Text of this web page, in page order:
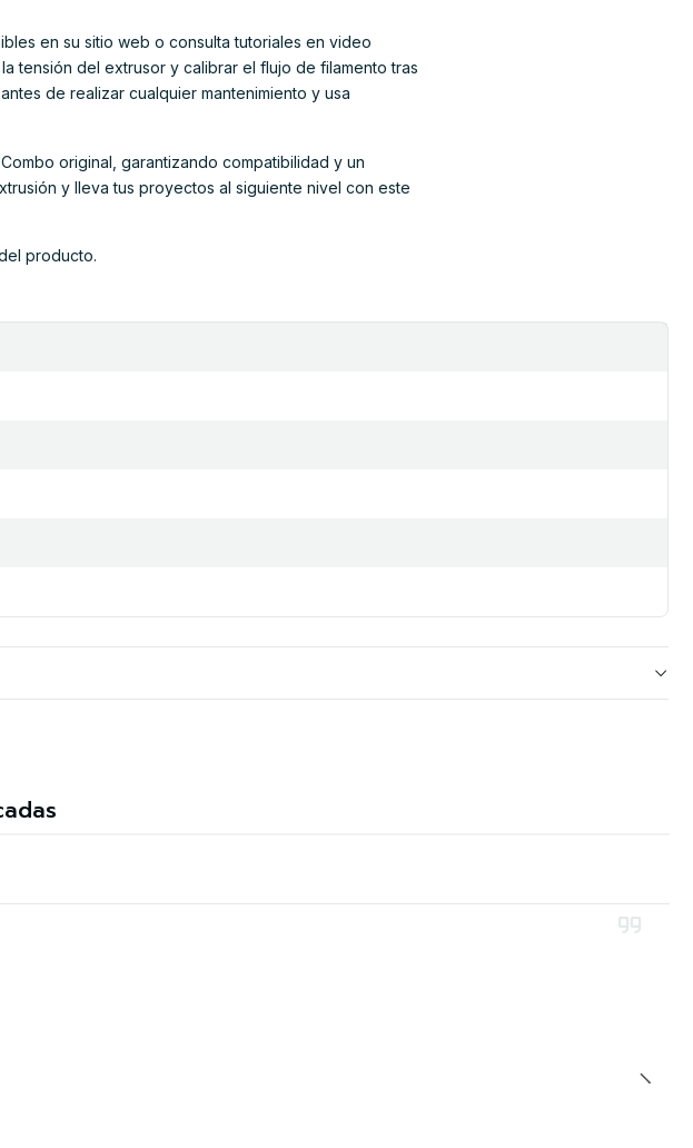
en su sitio web o consulta tutoriales en video
tensión del extrusor y calibrar el flujo de filamento tras
de realizar cualquier mantenimiento y usa
original, garantizando compatibilidad y un
y lleva tus proyectos al siguiente nivel con este
producto.